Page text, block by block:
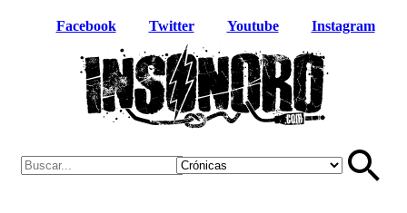
Facebook Twitter Youtube Instagram